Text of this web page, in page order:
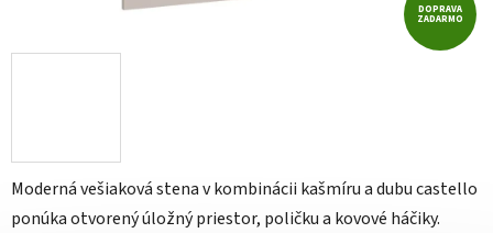
Moderná vešiaková stena v kombinácii kašmíru a dubu castello
ponúka otvorený úložný priestor, poličku a kovové háčiky.
DOPRAVA
ZADARMO